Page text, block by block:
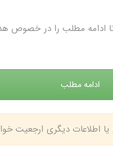
ادامه مطلب را در خصوص
ادامه مطلب
یا اطلاعات دیگری ارجعیت